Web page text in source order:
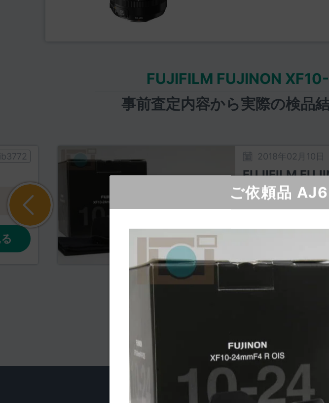
FUJIFILM FUJINON
事前査定内容から実際の検品結
2018年02月10日
FUJIFILM
中古品 動作正常
事前の査定
ご依頼品
後からの減